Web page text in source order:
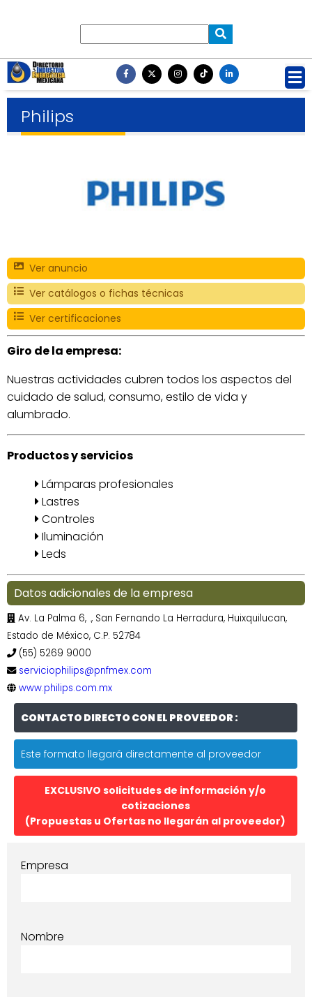
Philips
Ver anuncio
Ver catálogos o fichas técnicas
Ver certificaciones
Giro de la empresa:
Nuestras actividades cubren todos los aspectos del
cuidado de salud, consumo, estilo de vida y
alumbrado.
Productos y servicios
Lámparas profesionales
Lastres
Controles
Iluminación
Leds
Datos adicionales de la empresa
Av. La Palma 6, ., San Fernando La Herradura, Huixquilucan,
Estado de México, C.P. 52784
(55) 5269 9000
serviciophilips@pnfmex.com
www.philips.com.mx
CONTACTO DIRECTO CON EL PROVEEDOR :
Este formato llegará directamente al proveedor
EXCLUSIVO solicitudes de información y/o
cotizaciones
(Propuestas u Ofertas no llegarán al proveedor)
Empresa
Nombre